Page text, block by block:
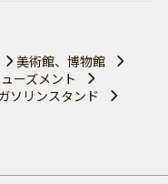
美術館、博物館
ーズメント
ソリンスタンド